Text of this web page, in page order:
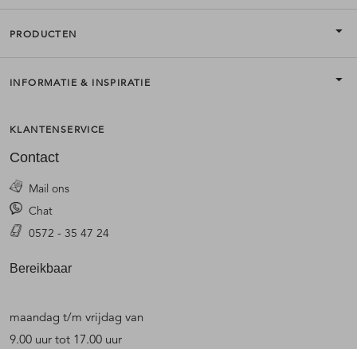
PRODUCTEN
INFORMATIE & INSPIRATIE
KLANTENSERVICE
Contact
Mail ons
Chat
0572 - 35 47 24
Bereikbaar
maandag t/m vrijdag van
9.00 uur tot 17.00 uur